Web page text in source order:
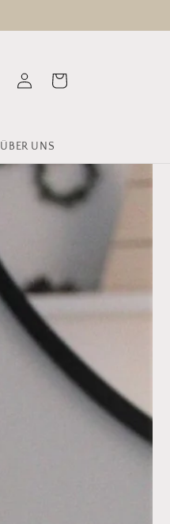
ÜBER UNS
EinloggenWarenkorb